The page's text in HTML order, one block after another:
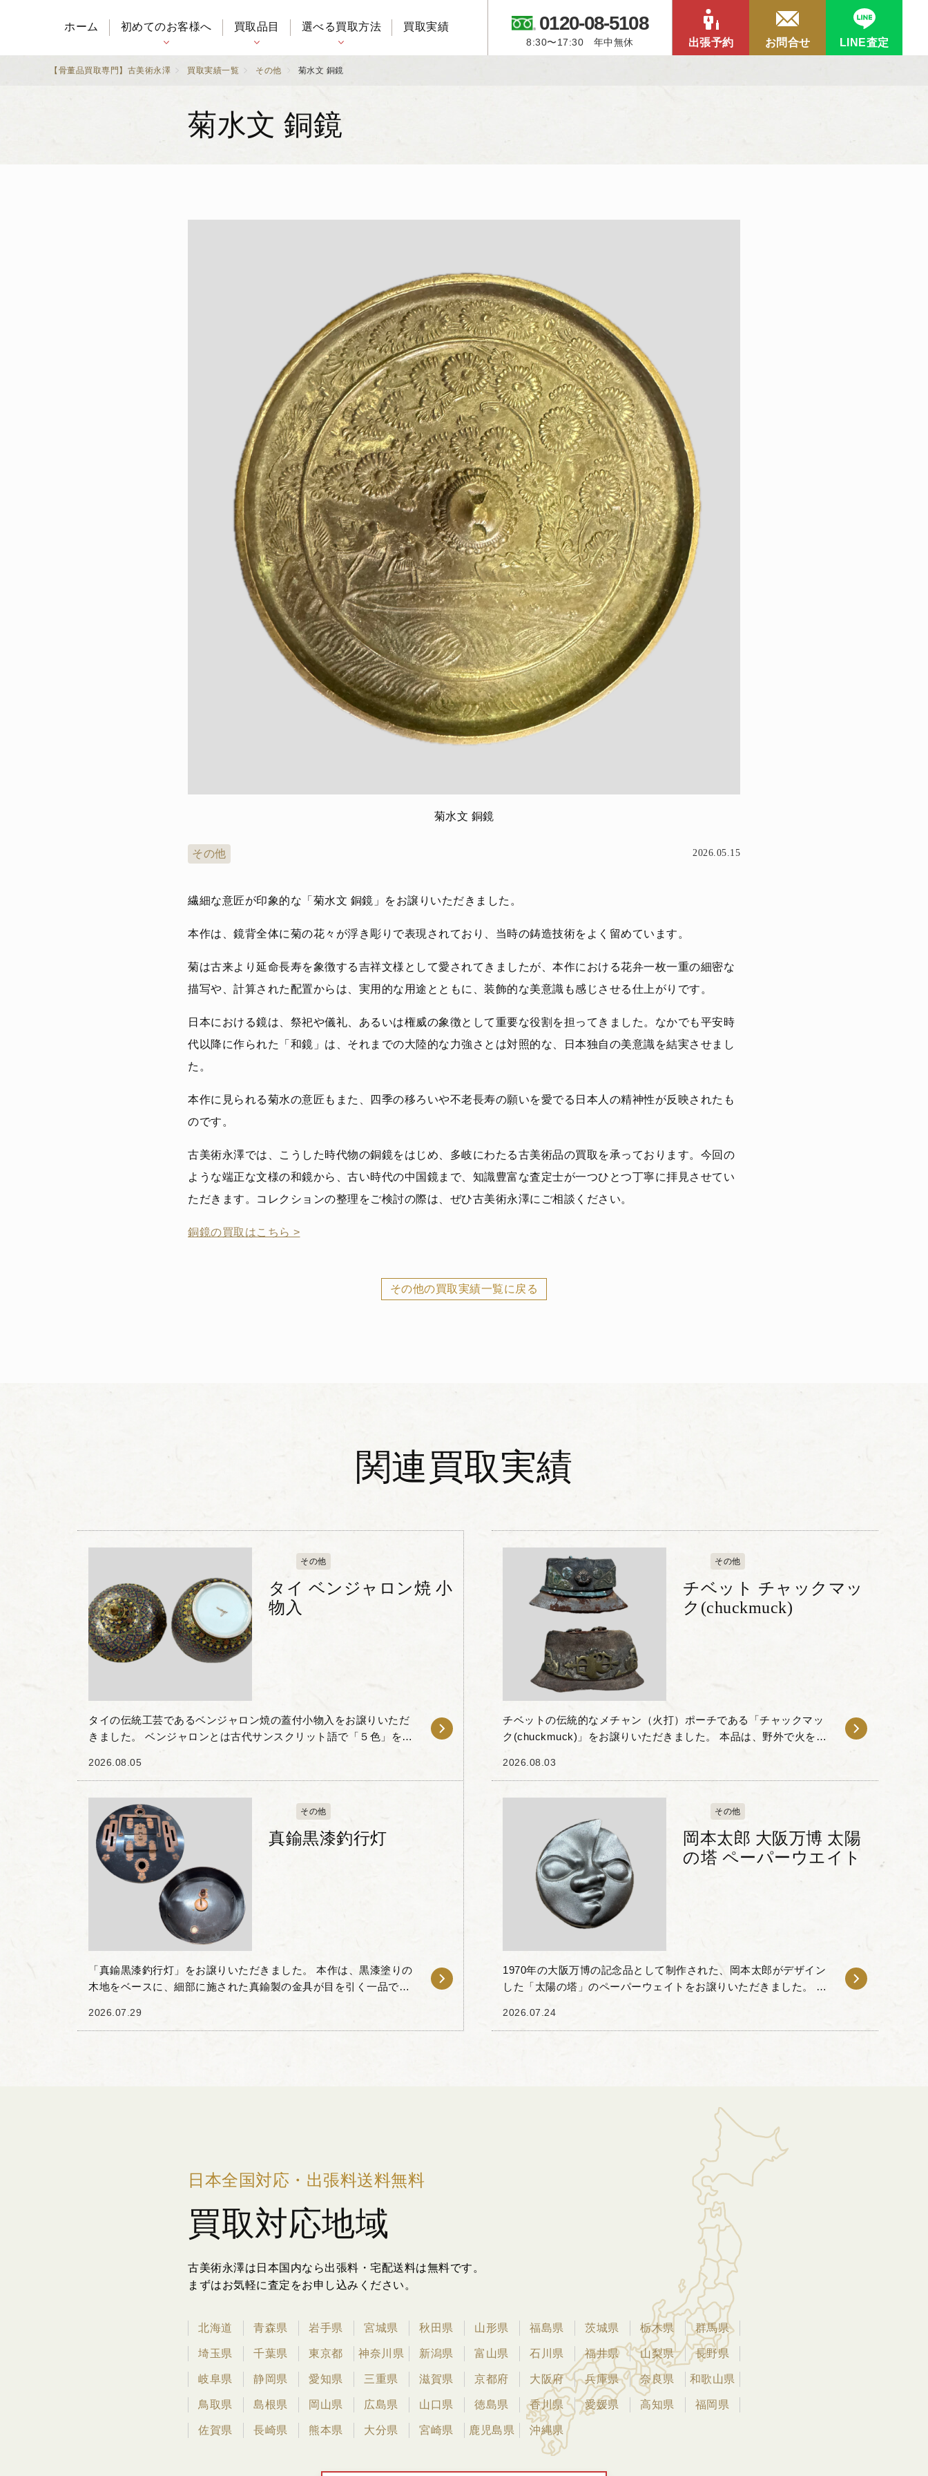
ホーム 初めてのお客様へ 買取品目 選べる買取方法 買取実績 0120-08-5108
8:30〜17:30 年中無休 出張予約 お問合せ LINE査定
【骨董品買取専門】古美術永澤 買取実績一覧 その他 菊水文 銅鏡
菊水文 銅鏡
菊水文 銅鏡
その他 2026.05.15
繊細な意匠が印象的な「菊水文 銅鏡」をお譲りいただきました。
本作は、鏡背全体に菊の花々が浮き彫りで表現されており、当時の鋳造技術をよく留めています。
菊は古来より延命長寿を象徴する吉祥文様として愛されてきましたが、本作における花弁一枚一重の細密な
描写や、計算された配置からは、実用的な用途とともに、装飾的な美意識も感じさせる仕上がりです。
日本における鏡は、祭祀や儀礼、あるいは権威の象徴として重要な役割を担ってきました。なかでも平安時
代以降に作られた「和鏡」は、それまでの大陸的な力強さとは対照的な、日本独自の美意識を結実させまし
た。
本作に見られる菊水の意匠もまた、四季の移ろいや不老長寿の願いを愛でる日本人の精神性が反映されたも
のです。
古美術永澤では、こうした時代物の銅鏡をはじめ、多岐にわたる古美術品の買取を承っております。今回の
ような端正な文様の和鏡から、古い時代の中国鏡まで、知識豊富な査定士が一つひとつ丁寧に拝見させてい
ただきます。コレクションの整理をご検討の際は、ぜひ古美術永澤にご相談ください。
銅鏡の買取はこちら >
その他の買取実績一覧に戻る
関連買取実績
その他
タイ ベンジャロン焼 小
物入
タイの伝統工芸であるベンジャロン焼の蓋付小物入をお譲りいただ
きました。 ベンジャロンとは古代サンスクリット語で「５色」を意
器です。 本作...
2026.08.05
その他
チベット チャックマッ
ク(chuckmuck)
チベットの伝統的なメチャン（火打）ポーチである「チャックマッ
ク(chuckmuck)」をお譲りいただきました。 本品は、野外で火を起
ベ...
2026.08.03
その他
真鍮黒漆釣行灯
「真鍮黒漆釣行灯」をお譲りいただきました。 本作は、黒漆塗りの
木地をベースに、細部に施された真鍮製の金具が目を引く一品で
おり、実用性と装飾...
2026.07.29
その他
岡本太郎 大阪万博 太陽
の塔 ペーパーウエイト
1970年の大阪万博の記念品として制作された、岡本太郎がデザイン
した「太陽の塔」のペーパーウェイトをお譲りいただきました。 本
製のペーパー...
2026.07.24
日本全国対応・出張料送料無料
買取対応地域
古美術永澤は日本国内なら出張料・宅配送料は無料です。
まずはお気軽に査定をお申し込みください。
北海道 青森県 岩手県 宮城県 秋田県 山形県 福島県 茨城県 栃木県 群馬県
埼玉県 千葉県 東京都 神奈川県 新潟県 富山県 石川県 福井県 山梨県 長野県
岐阜県 静岡県 愛知県 三重県 滋賀県 京都府 大阪府 兵庫県 奈良県 和歌山県
鳥取県 島根県 岡山県 広島県 山口県 徳島県 香川県 愛媛県 高知県 福岡県
佐賀県 長崎県 熊本県 大分県 宮崎県 鹿児島県 沖縄県